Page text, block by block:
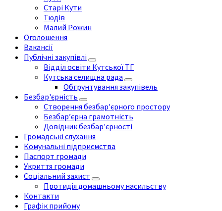
Старі Кути
Тюдів
Малий Рожин
Оголошення
Вакансії
Публічні закупівлі
Відділ освіти Кутської ТГ
Кутська селищна рада
Обгрунтування закупівель
Безбар'єрність
Створення безбар'єрного простору
Безбар’єрна грамотність
Довідник безбар'єрності
Громадські слухання
Комунальні підприємства
Паспорт громади
Укриття громади
Соціальний захист
Протидія домашньому насильству
Контакти
Графік прийому